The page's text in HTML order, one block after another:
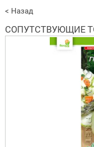
< Назад
СОПУТСТВУЮЩИЕ